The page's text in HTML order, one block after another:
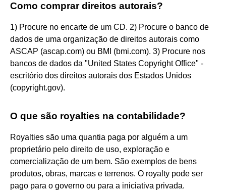
Como comprar direitos autorais?
1) Procure no encarte de um CD. 2) Procure o banco de
dados de uma organização de direitos autorais como
ASCAP (ascap.com) ou BMI (bmi.com). 3) Procure nos
bancos de dados da "United States Copyright Office" -
escritório dos direitos autorais dos Estados Unidos
(copyright.gov).
O que são royalties na contabilidade?
Royalties são uma quantia paga por alguém a um
proprietário pelo direito de uso, exploração e
comercialização de um bem. São exemplos de bens
produtos, obras, marcas e terrenos. O royalty pode ser
pago para o governo ou para a iniciativa privada.